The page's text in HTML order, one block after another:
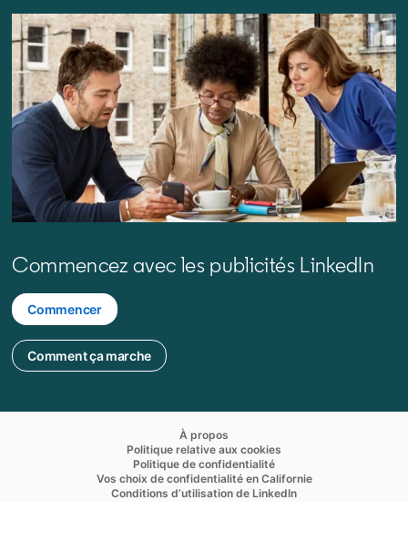
Commencez avec les publicités LinkedIn
Commenceropens in a new tab
Comment ça marche
À propos
Politique relative aux cookies
Politique de confidentialité
Vos choix de confidentialité en Californie
Conditions d’utilisation de LinkedIn